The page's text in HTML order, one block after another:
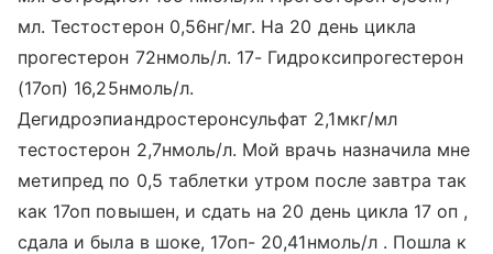
мл. Тестостерон 0,56нг/мг. На 20 день цикла
прогестерон 72нмоль/л. 17- Гидроксипрогестерон
(17оп) 16,25нмоль/л.
Дегидроэпиандростеронсульфат 2,1мкг/мл
тестостерон 2,7нмоль/л. Мой врачь назначила мне
метипред по 0,5 таблетки утром после завтра так
как 17оп повышен, и сдать на 20 день цикла 17 оп ,
сдала и была в шоке, 17оп- 20,41нмоль/л . Пошла к